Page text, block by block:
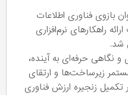
بازوی فناوری اطلاعات
سال 1401 با هدف ارائه راهکارهای نرم‌افزاری
شد.
نگاهی حرفه‌ای به آینده،
زیرساخت‌ها و ارتقای
زنجیره ارزش فناوری